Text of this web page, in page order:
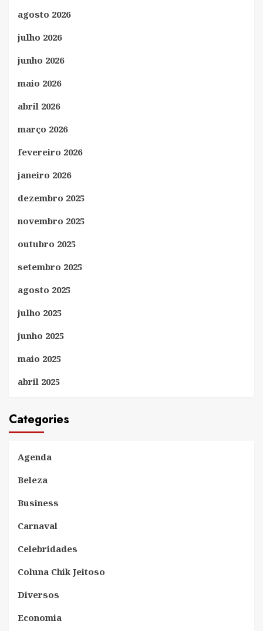
agosto 2026
julho 2026
junho 2026
maio 2026
abril 2026
março 2026
fevereiro 2026
janeiro 2026
dezembro 2025
novembro 2025
outubro 2025
setembro 2025
agosto 2025
julho 2025
junho 2025
maio 2025
abril 2025
Categories
Agenda
Beleza
Business
Carnaval
Celebridades
Coluna Chik Jeitoso
Diversos
Economia